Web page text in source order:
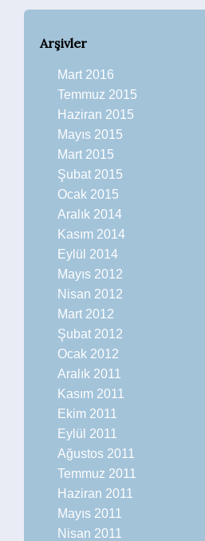
Arşivler
Mart 2016
Temmuz 2015
Haziran 2015
Mayıs 2015
Mart 2015
Şubat 2015
Ocak 2015
Aralık 2014
Kasım 2014
Eylül 2014
Mayıs 2012
Nisan 2012
Mart 2012
Şubat 2012
Ocak 2012
Aralık 2011
Kasım 2011
Ekim 2011
Eylül 2011
Ağustos 2011
Temmuz 2011
Haziran 2011
Mayıs 2011
Nisan 2011